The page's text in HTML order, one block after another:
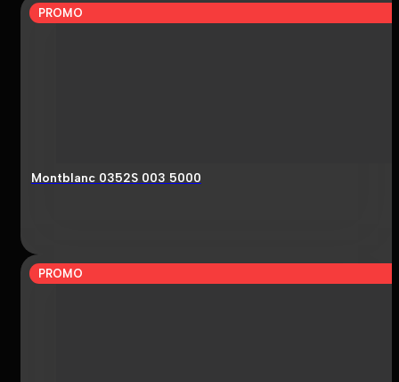
PROMO
Montblanc 0352S 003 5000
PROMO